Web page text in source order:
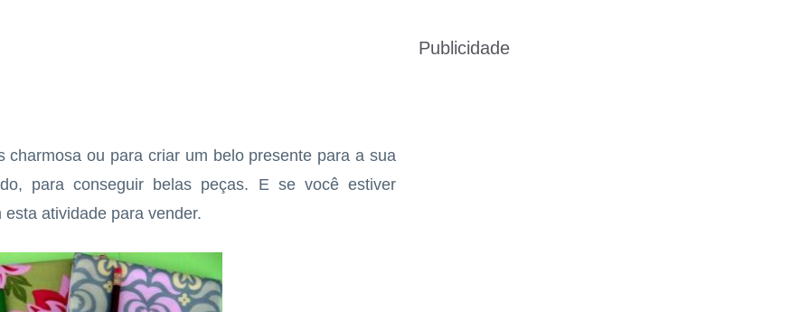
ou para criar um belo presente para a sua
para conseguir belas peças. E se você estiver
atividade para vender.
Publicidade